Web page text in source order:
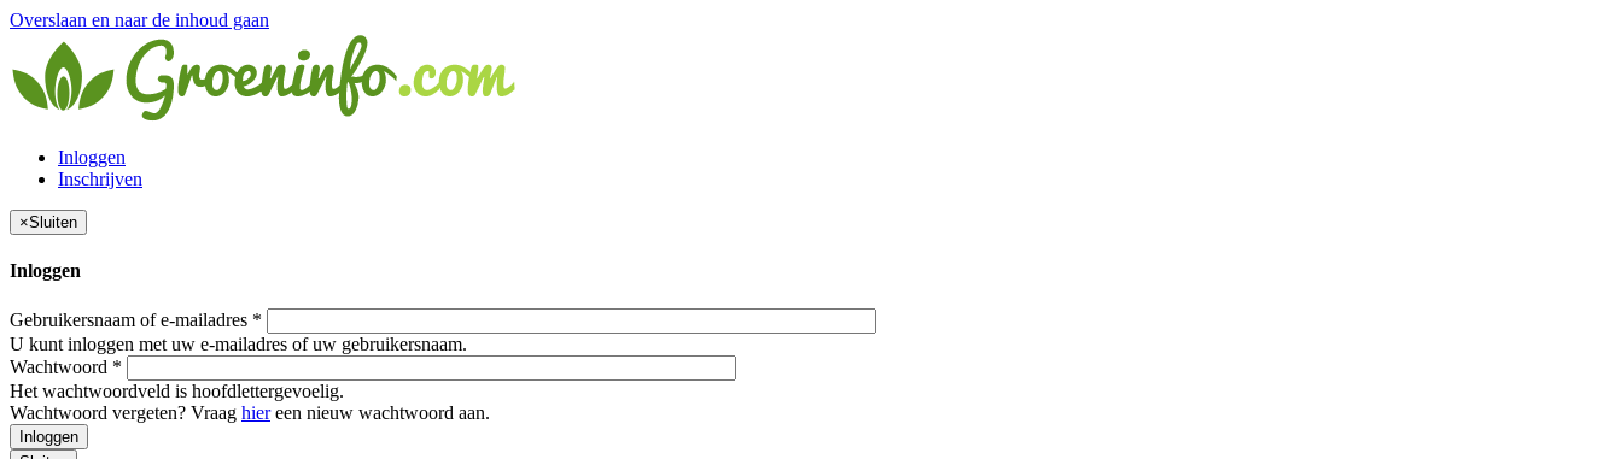
Overslaan en naar de inhoud gaan
Inloggen
Inschrijven
×Sluiten
Inloggen
Gebruikersnaam of e-mailadres *
U kunt inloggen met uw e-mailadres of uw gebruikersnaam.
Wachtwoord *
Het wachtwoordveld is hoofdlettergevoelig.
Wachtwoord vergeten? Vraag hiereen nieuw wachtwoord aan.
Inloggen